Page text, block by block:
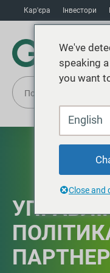
Кар'єра Інвестори
We've
speaking
you want
English
Close and